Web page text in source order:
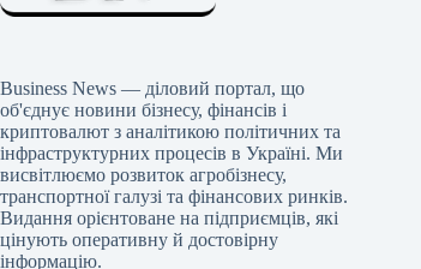
Business News — діловий портал, що
об'єднує новини бізнесу, фінансів і
криптовалют з аналітикою політичних та
інфраструктурних процесів в Україні. Ми
висвітлюємо розвиток агробізнесу,
транспортної галузі та фінансових ринків.
Видання орієнтоване на підприємців, які
цінують оперативну й достовірну
інформацію.